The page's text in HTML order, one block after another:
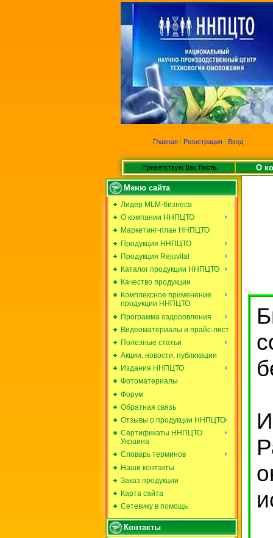
Главная | Регистрация | Вход
Приветствую Вас Гость О
Меню сайта
Лидер MLM-бизнеса
О компании ННПЦТО
Маркетинг-план ННПЦТО
Продукция ННПЦТО
Продукция Rejuvital
Каталог продукции ННПЦТО
Качество продукции
Комплексное применение
продукции ННПЦТО
Программа оздоровления
Видеоматериалы и прайс-лист
Полезные статьи
Акции, новости, публикации
Издания ННПЦТО
Фотоматериалы
Форум
Обратная связь
Отзывы о продукции ННПЦТО
Сертификаты ННПЦТО
Украина
Словарь терминов
Наши контакты
Заказ продукции
Карта сайта
Сетевику в помощь
Контакты